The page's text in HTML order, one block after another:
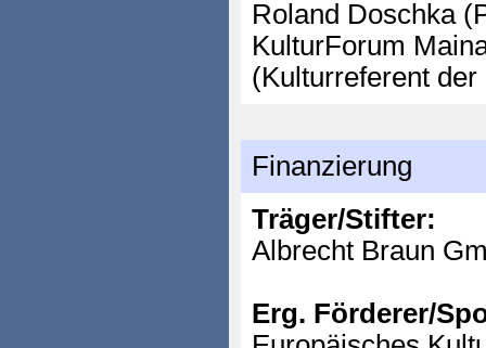
Roland Doschka
KulturForum
(Kulturreferent
Finanzierung
Träger/Stifter:
Albrecht Braun
Erg. Förderer/